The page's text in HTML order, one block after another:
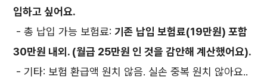
입하고 싶어요.
- 총 납입 가능 보험료: 기존 납입 보험료(19만원) 포함
30만원 내외. (월급 25만원 인 것을 감안해 계산했어요).
- 기타: 보험 환급액 원치 않음. 실손 중복 원치 않아요..